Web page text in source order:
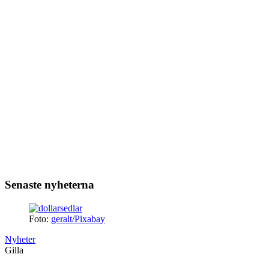
Senaste nyheterna
Foto: geralt/Pixabay
Nyheter
Gilla